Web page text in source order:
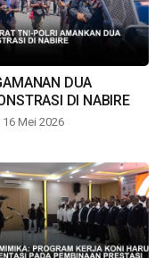
DUA
DI NABIRE
Mei 2026